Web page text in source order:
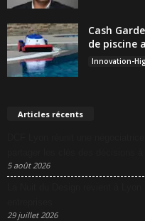
Cash
de piscine
Innovation-
Articles récents
5 août 2026
29 juillet 2026